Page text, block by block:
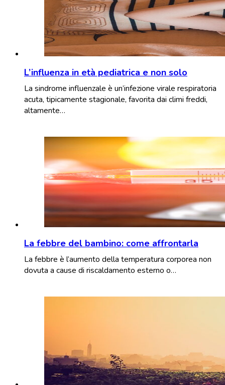
L’influenza in età pediatrica e non solo
La sindrome influenzale è un’infezione virale respiratoria
acuta, tipicamente stagionale, favorita dai climi freddi,
altamente…
La febbre del bambino: come affrontarla
La febbre è l’aumento della temperatura corporea non
dovuta a cause di riscaldamento esterno o…